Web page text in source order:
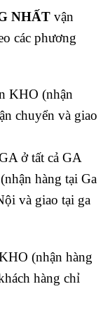
NHẤT vận
các phương
KHO (nhận
chuyển và giao
ở tất cả GA
hàng tại Ga
và giao tại ga
(nhận hàng
hàng chỉ